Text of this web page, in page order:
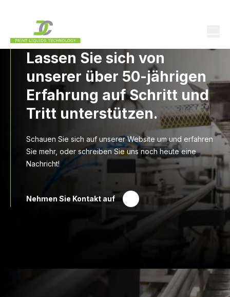
Lassen Sie sich von
unserer über 50-jährigen
Erfahrung auf Schritt und
Tritt unterstützen.
Schauen Sie sich auf unserer Website um und erfahren
Sie mehr, oder schreiben Sie uns noch heute eine
Nachricht!
Nehmen Sie Kontakt auf